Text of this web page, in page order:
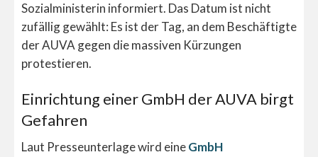
Sozialministerin informiert. Das Datum ist nicht
zufällig gewählt: Es ist der Tag, an dem Beschäftigte
der AUVA gegen die massiven Kürzungen
protestieren.
Einrichtung einer GmbH der AUVA birgt
Gefahren
Laut Presseunterlage wird eineGmbH